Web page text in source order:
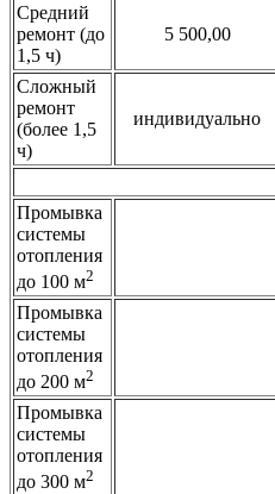
Средний
ремонт (до
1,5 ч)
5 500,00
Сложный
ремонт
(более 1,5
ч)
индивидуально
Промывка
системы
отопления
до 100 м2
Промывка
системы
отопления
до 200 м2
Промывка
системы
отопления
до 300 м2